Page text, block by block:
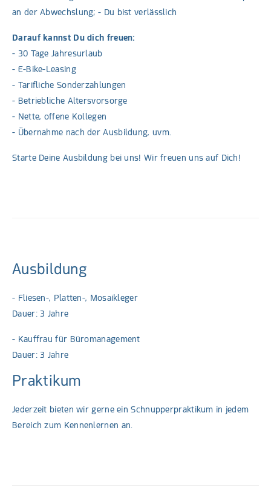
an der Abwechslung; - Du bist verlässlich
Darauf kannst Du dich freuen:
- 30 Tage Jahresurlaub
- E-Bike-Leasing
- Tarifliche Sonderzahlungen
- Betriebliche Altersvorsorge
- Nette, offene Kollegen
- Übernahme nach der Ausbildung, uvm.
Starte Deine Ausbildung bei uns! Wir freuen uns auf Dich!
Ausbildung
- Fliesen-, Platten-, Mosaikleger
Dauer: 3 Jahre
- Kauffrau für Büromanagement
Dauer: 3 Jahre
Praktikum
Jederzeit bieten wir gerne ein Schnupperpraktikum in jedem
Bereich zum Kennenlernen an.